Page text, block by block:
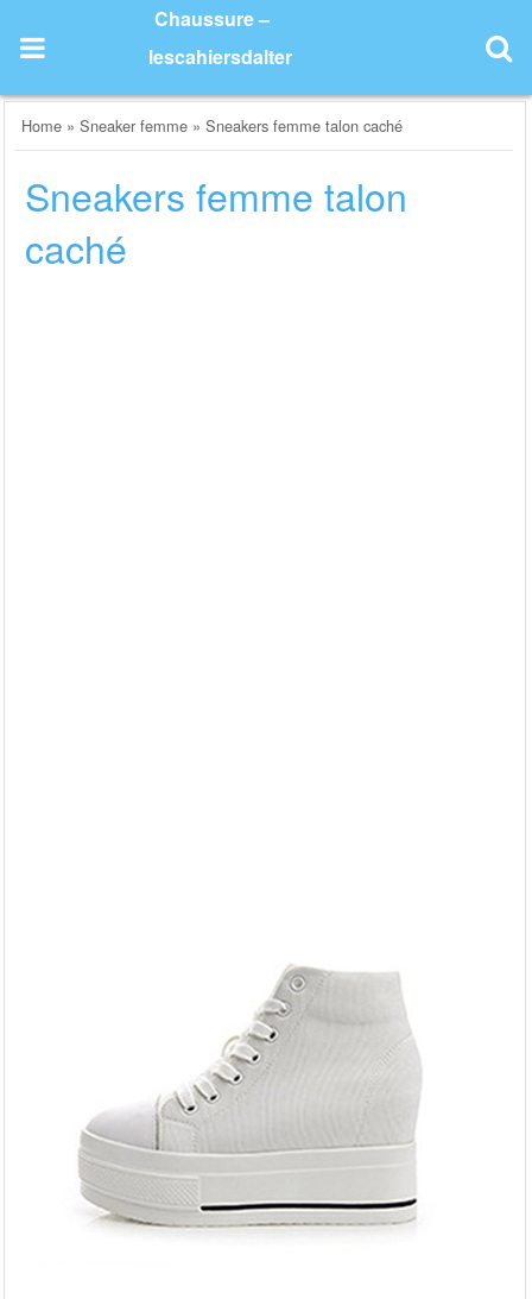
content
Chaussure –
lescahiersdalter
Home »Sneaker femme »Sneakers femme talon caché
Sneakers femme talon
caché